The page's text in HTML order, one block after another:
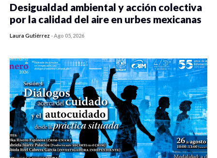
Desigualdad ambiental y acción colectiva
por la calidad del aire en urbes mexicanas
Laura Gutiérrez -Ago 05, 2026